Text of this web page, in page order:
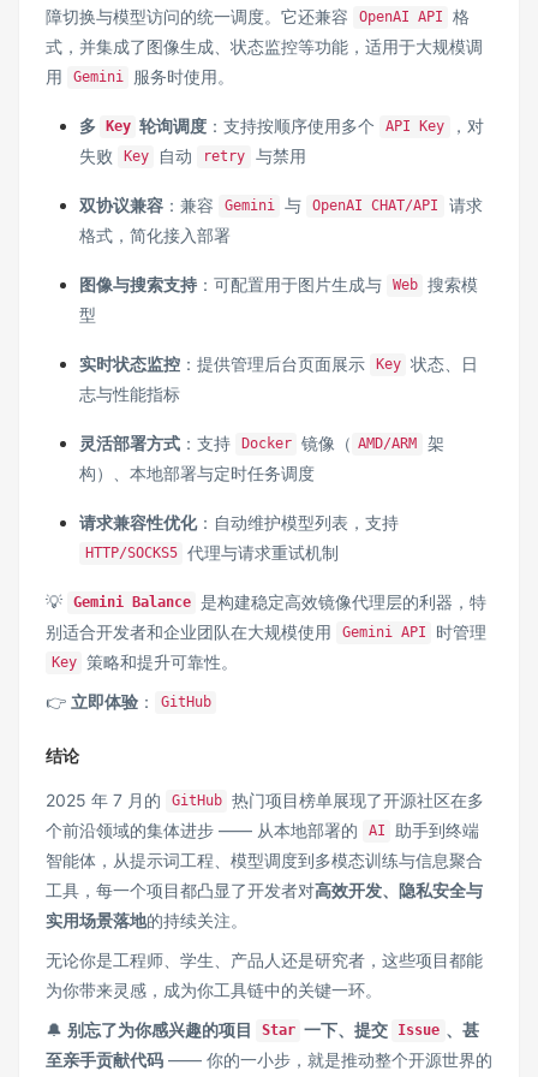
障切换与模型访问的统一调度。它还兼容 OpenAI API
格
式，并集成了图像生成、状态监控等功能，适用于大规模调
用
Gemini 服务时使用。
多 Key 轮询调度 ：支持按顺序使用多个 API Key
，对
失败
Key 自动 retry 与禁用
双协议兼容 ：兼容 Gemini 与 OpenAI CHAT/API
请求
格式，简化接入部署
图像与搜索支持 ：可配置用于图片生成与 Web 搜索模
型
实时状态监控 ：提供管理后台页面展示 Key 状态、日
志与性能指标
灵活部署方式 ：支持 Docker 镜像（ AMD/ARM
架
构）、本地部署与定时任务调度
请求兼容性优化：自动维护模型列表，支持
HTTP/SOCKS5 代理与请求重试机制
💡 Gemini Balance 是构建稳定高效镜像代理层的利器，特
别适合开发者和企业团队在大规模使用
Gemini API 时管理
Key 策略和提升可靠性。
👉 立即体验 ： GitHub
结论
2025 年 7 月的 GitHub 热门项目榜单展现了开源社区在多
个前沿领域的集体进步 —— 从本地部署的
AI
助手到终端
智能体，从提示词工程、模型调度到多模态训练与信息聚合
工具，每一个项目都凸显了开发者对高效开发、隐私安全与
实用场景落地的持续关注。
无论你是工程师、学生、产品人还是研究者，这些项目都能
为你带来灵感，成为你工具链中的关键一环。
🔔 别忘了为你感兴趣的项目 Star 一下、提交 Issue 、甚
至亲手贡献代码 —— 你的一小步，就是推动整个开源世界的